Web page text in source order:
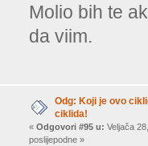
Molio bih te
da viim.
Odg: Koji je ovo
ciklida!
« Odgovori #95 u: Veljača
poslijepodne »